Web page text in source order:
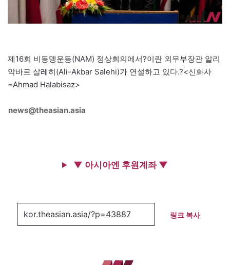
제16회 비동맹운동(NAM) 정상회의에서?이란 외무부장관 알리
악바르 살레히(Ali-Akbar Salehi)가 연설하고 있다.?<신화사
=Ahmad Halabisaz>
news@theasian.asia
▼ 아시아엔 후원계좌 ▼
링크 복사